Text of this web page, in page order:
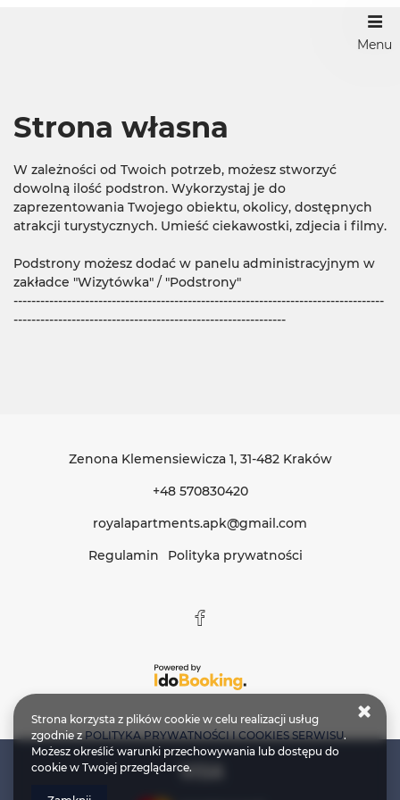
Menu
Strona własna
W zależności od Twoich potrzeb, możesz stworzyć
dowolną ilość podstron. Wykorzystaj je do
zaprezentowania Twojego obiektu, okolicy, dostępnych
atrakcji turystycznych. Umieść ciekawostki, zdjecia i filmy.
Podstrony możesz dodać w panelu administracyjnym w
zakładce "Wizytówka" / "Podstrony"
-----------------------------------------------------------------------------------
-------------------------------------------------------------
Zenona Klemensiewicza 1, 31-482 Kraków
+48 570830420
royalapartments.apk@gmail.com
Regulamin
Polityka prywatności
Strona korzysta z plików cookie w celu realizacji usług
zgodnie zPOLITYKA PRYWATNOŚCI I COOKIES SERWISU.
Możesz określić warunki przechowywania lub dostępu do
cookie w Twojej przeglądarce.